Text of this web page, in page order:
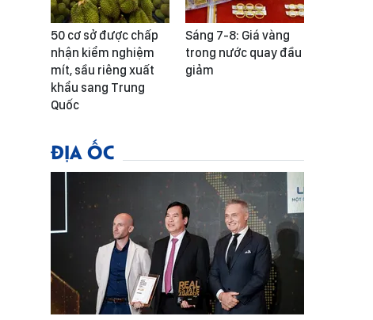
50 cơ sở được chấp
nhận kiểm nghiệm
mít, sầu riêng xuất
khẩu sang Trung
Quốc
Sáng 7-8: Giá vàng
trong nước quay đầu
giảm
ĐỊA ỐC